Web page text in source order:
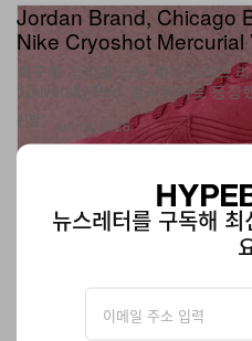
신발
Jordan Brand, Chicago
Nike Cryoshot Mercurial
축구화 감성을 담은 하이브리드
‘University Red’ 컬러웨이로 등장
Jun 14, 2026
뉴스레터를 구독해